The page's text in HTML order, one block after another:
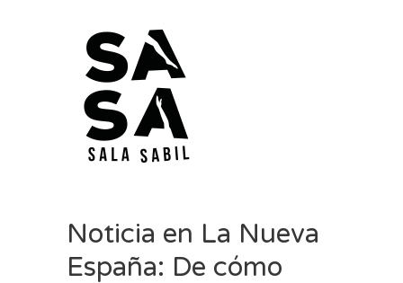
Noticia en La Nueva
España: De cómo